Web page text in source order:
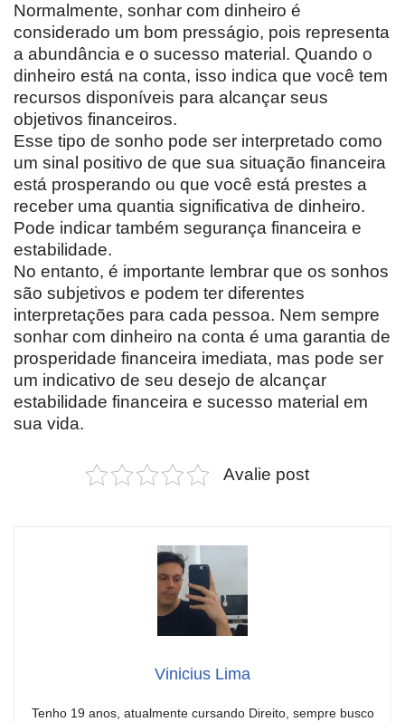
Normalmente, sonhar com dinheiro é
considerado um bom presságio, pois representa
a abundância e o sucesso material. Quando o
dinheiro está na conta, isso indica que você tem
recursos disponíveis para alcançar seus
objetivos financeiros.
Esse tipo de sonho pode ser interpretado como
um sinal positivo de que sua situação financeira
está prosperando ou que você está prestes a
receber uma quantia significativa de dinheiro.
Pode indicar também segurança financeira e
estabilidade.
No entanto, é importante lembrar que os sonhos
são subjetivos e podem ter diferentes
interpretações para cada pessoa. Nem sempre
sonhar com dinheiro na conta é uma garantia de
prosperidade financeira imediata, mas pode ser
um indicativo de seu desejo de alcançar
estabilidade financeira e sucesso material em
sua vida.
Avalie post
Vinicius Lima
Tenho 19 anos, atualmente cursando Direito, sempre busco